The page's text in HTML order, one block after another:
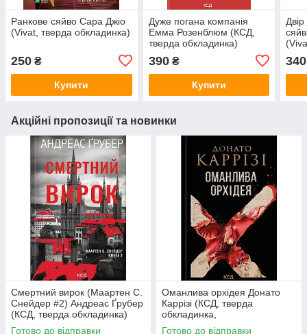
Ранкове сяйво Сара Джіо
(Vivat, тверда обкладинка)
250 ₴
Купити
Дуже погана компанія
Емма Розенблюм (КСД,
тверда обкладинка)
390₴
Купити
340
Акційні пропозиції та новинки
Смертний вирок (Маартен С.
Снейдер #2) Андреас Ґрубер
(КСД, тверда обкладинка)
Готово до відправки
Оманлива орхідея Донато
Каррізі (КСД, тверда
обкладинка,
суперобкладинка)
Готово до відправки